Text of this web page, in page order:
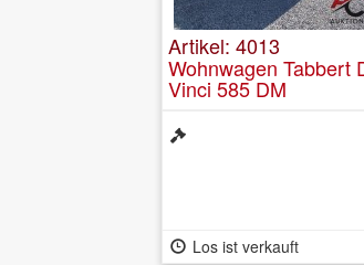
Artikel: 4013
Wohnwagen Tabbert
Vinci 585 DM
Los ist verkauft